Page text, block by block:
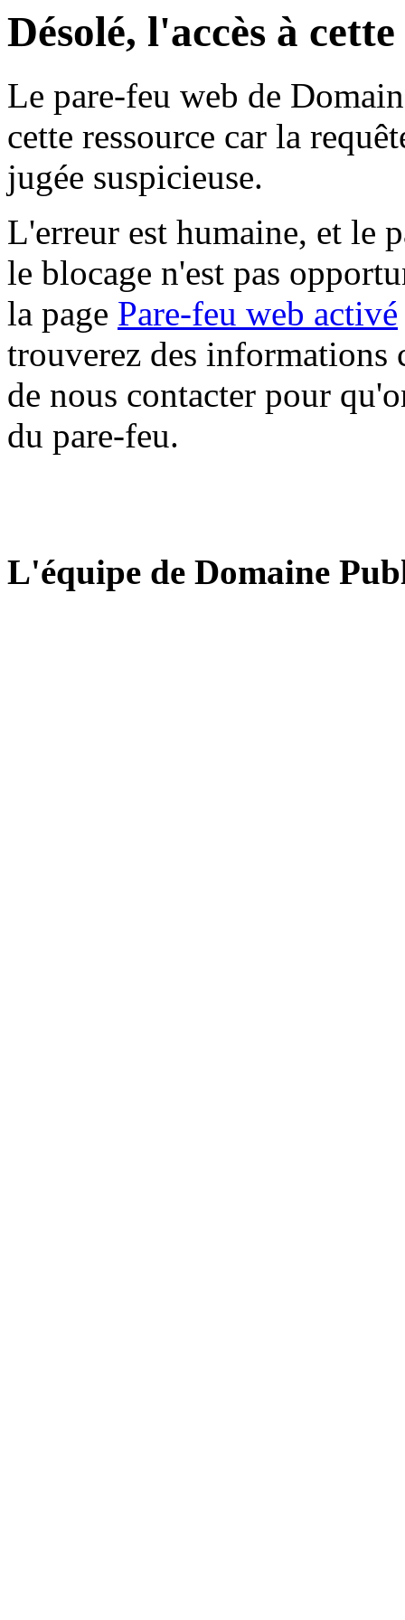
Désolé, l'accès à
Le pare-feu web de
cette ressource car la
jugée suspicieuse.
L'erreur est humaine, et le
le blocage n'est pas
la page Pare-feu web activé
trouverez des informations
de nous contacter pour
du pare-feu.
L'équipe de Domaine